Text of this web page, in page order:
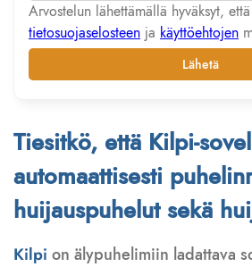
Arvostelun lähettämällä hyväksyt,
tietosuojaselosteen ja käyttöehtojen
Lähetä
Tiesitkö, että Kilpi-
automaattisesti
huijauspuhelut sekä
Kilpi on älypuhelimiin ladattava